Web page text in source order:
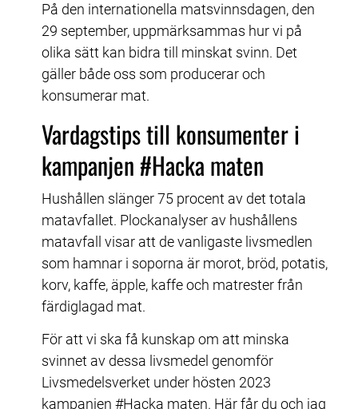
På den internationella matsvinnsdagen, den
29 september, uppmärksammas hur vi på
olika sätt kan bidra till minskat svinn. Det
gäller både oss som producerar och
konsumerar mat.
Vardagstips till konsumenter i
kampanjen #Hacka maten
Hushållen slänger 75 procent av det totala
matavfallet. Plockanalyser av hushållens
matavfall visar att de vanligaste livsmedlen
som hamnar i soporna är morot, bröd, potatis,
korv, kaffe, äpple, kaffe och matrester från
färdiglagad mat.
För att vi ska få kunskap om att minska
svinnet av dessa livsmedel genomför
Livsmedelsverket under hösten 2023
kampanjen #Hacka maten. Här får du och jag